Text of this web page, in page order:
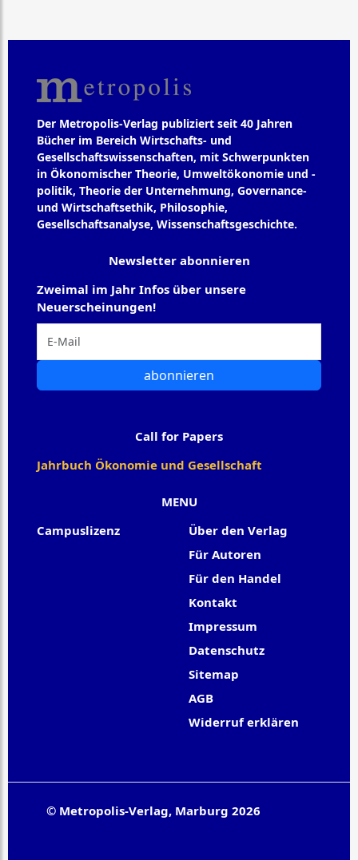
Der Metropolis-Verlag publiziert seit 40 Jahren
Bücher im Bereich Wirtschafts- und
Gesellschaftswissenschaften, mit Schwerpunkten
in Ökonomischer Theorie, Umweltökonomie und -
politik, Theorie der Unternehmung, Governance-
und Wirtschaftsethik, Philosophie,
Gesellschaftsanalyse, Wissenschaftsgeschichte.
MENU
Campuslizenz
Über den Verlag
Für Autoren
Für den Handel
Kontakt
Impressum
Datenschutz
Sitemap
AGB
Widerruf erklären
Newsletter abonnieren
Zweimal im Jahr Infos über unsere
Neuerscheinungen!
abonnieren
Call for Papers
Jahrbuch Ökonomie und Gesellschaft
© Metropolis-Verlag, Marburg 2026